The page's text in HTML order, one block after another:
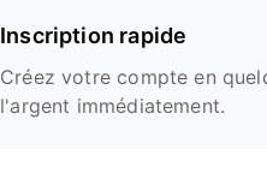
Inscription rapide
Créez votre compte en
l'argent immédiatement.